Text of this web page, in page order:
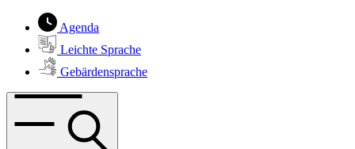
Agenda
Leichte Sprache
Gebärdensprache